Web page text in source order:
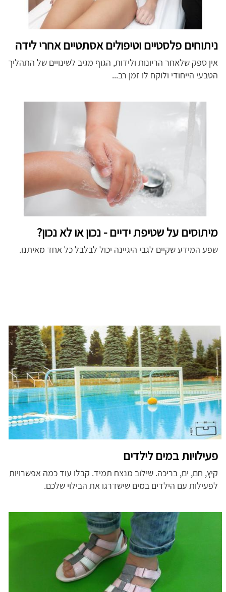
ניתוחים פלסטיים וטיפולים אסתטיים אחרי לידה
אין ספק שלאחר הריונות ולידות, הגוף מגיב לשינויים של התהליך
הטבעי הייחודי ולוקח לו זמן רב...
מיתוסים על שטיפת ידיים - נכון או לא נכון?
שפע המידע שקיים לגבי היגיינה יכול לבלבל כל אחד מאיתנו.
פעילויות במים לילדים
קיץ, חם, ים, בריכה. שילוב מנצח תמיד. קבלו עוד כמה אפשרויות
לפעילות עם הילדים במים שישדרגו את הבילוי שלכם.